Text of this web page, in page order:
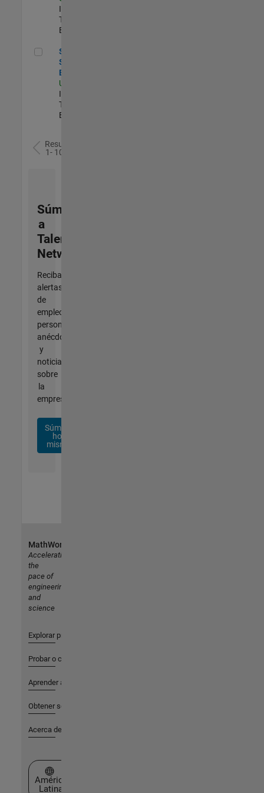
Information
Technology |
Experimentado
Senior Sailpoint IAM Engineer
Senior
Sailpoint IAM
Engineer
US-MA-Natick
Information
Technology |
Experimentado
Resultados
1- 10 de
Súmese
a
Talent
Network
Reciba
alertas
de
empleo
personalizadas,
anécdotas
y
noticias
sobre
la
empresa.
Súmese
hoy
mismo
MathWorks
Accelerating
the
pace of
engineering
and
science
Explorar productos
Probar o comprar
Aprender a utilizar
Obtener soporte
Acerca de MathWorks
Seleccione un país/idioma
América
Latina